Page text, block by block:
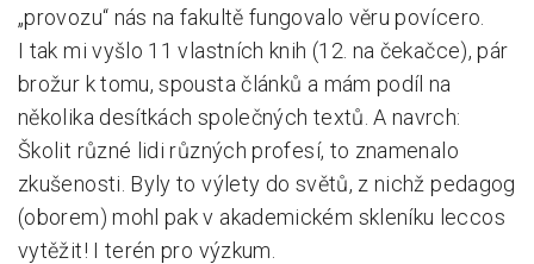
„provozu“ nás na fakultě fungovalo věru povícero.
I tak mi vyšlo 11 vlastních knih (12. na čekačce), pár
brožur k tomu, spousta článků a mám podíl na
několika desítkách společných textů. A navrch:
Školit různé lidi různých profesí, to znamenalo
zkušenosti. Byly to výlety do světů, z nichž pedagog
(oborem) mohl pak v akademickém skleníku leccos
vytěžit! I terén pro výzkum.